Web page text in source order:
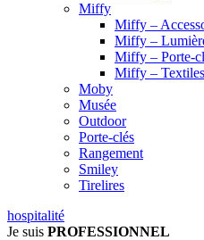
Miffy
Miffy –
Miffy –
Miffy – Porte-
Miffy – Textiles
Moby
Musée
Outdoor
Porte-clés
Rangement
Smiley
Tirelires
hospitalité
Je suis PROFESSIONNEL